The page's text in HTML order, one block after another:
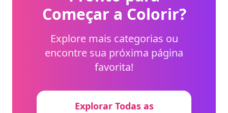
Começar a Colorir?
Explore mais categorias ou
encontre sua próxima página
favorita!
Explorar Todas as